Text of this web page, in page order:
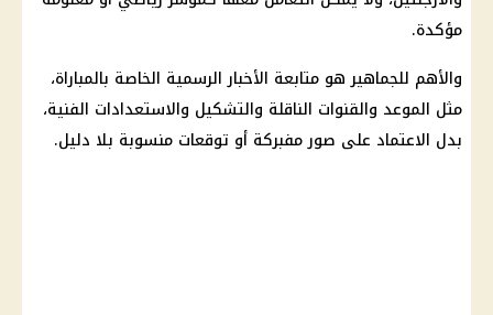
مؤكدة.
والأهم للجماهير هو متابعة الأخبار الرسمية الخاصة بالمباراة،
مثل الموعد والقنوات الناقلة والتشكيل والاستعدادات الفنية،
بدل الاعتماد على صور مفبركة أو توقعات منسوبة بلا دليل.